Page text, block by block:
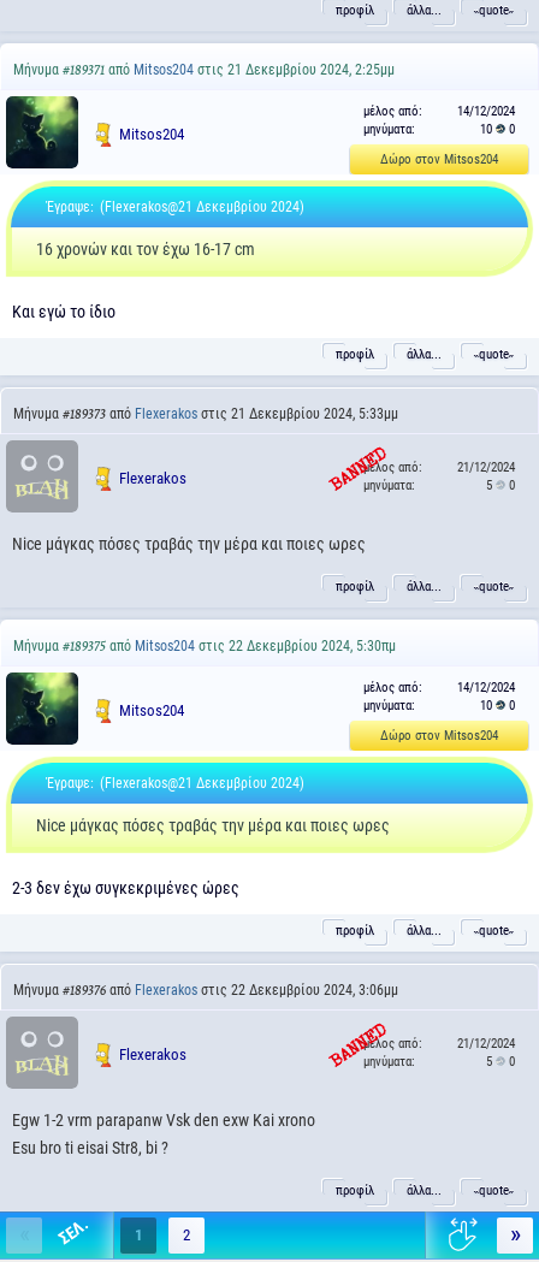
προφίλ άλλα... ˵quote˶
Μήνυμα #189371 από Mitsos204 στις 21 Δεκεμβρίου 2024, 2:25μμ
Mitsos204
μέλος από:
14/12/2024
μηνύματα:
10
0
Δώρο στον Mitsos204
Έγραψε: (Flexerakos@21 Δεκεμβρίου 2024)
16 χρονών και τον έχω 16-17 cm
Και εγώ το ίδιο
προφίλ άλλα... ˵quote˶
Μήνυμα #189373 από Flexerakos στις 21 Δεκεμβρίου 2024, 5:33μμ
Flexerakos
μέλος από:
21/12/2024
μηνύματα:
5 0
Nice μάγκας πόσες τραβάς την μέρα και ποιες ωρες
προφίλ άλλα... ˵quote˶
Μήνυμα #189375 από Mitsos204 στις 22 Δεκεμβρίου 2024, 5:30πμ
Mitsos204
μέλος από:
14/12/2024
μηνύματα:
10
0
Δώρο στον Mitsos204
Έγραψε: (Flexerakos@21 Δεκεμβρίου 2024)
Nice μάγκας πόσες τραβάς την μέρα και ποιες ωρες
2-3 δεν έχω συγκεκριμένες ώρες
προφίλ άλλα... ˵quote˶
Μήνυμα #189376 από Flexerakos στις 22 Δεκεμβρίου 2024, 3:06μμ
Flexerakos
μέλος από:
21/12/2024
μηνύματα:
5 0
Egw 1-2 vrm parapanw Vsk den exw Kai xrono
Esu bro ti eisai Str8, bi ?
προφίλ άλλα... ˵quote˶
1 2 »